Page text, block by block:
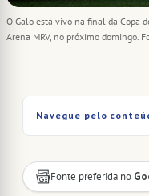
O Galo está vivo na final da Copa
Arena MRV, no próximo domingo.
Navegue pelo
Fonte preferida no